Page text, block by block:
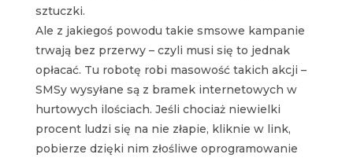
sztuczki.
Ale z jakiegoś powodu takie smsowe kampanie
trwają bez przerwy – czyli musi się to jednak
opłacać. Tu robotę robi masowość takich akcji –
SMSy wysyłane są z bramek internetowych w
hurtowych ilościach. Jeśli chociaż niewielki
procent ludzi się na nie złapie, kliknie w link,
pobierze dzięki nim złośliwe oprogramowanie